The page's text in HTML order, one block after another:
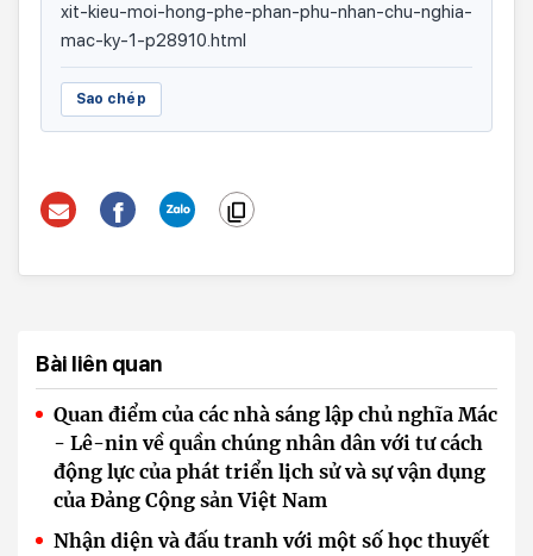
xit-kieu-moi-hong-phe-phan-phu-nhan-chu-nghia-
mac-ky-1-p28910.html
Sao chép
Bài liên quan
Quan điểm của các nhà sáng lập chủ nghĩa Mác
- Lê-nin về quần chúng nhân dân với tư cách
động lực của phát triển lịch sử và sự vận dụng
của Đảng Cộng sản Việt Nam
Nhận diện và đấu tranh với một số học thuyết